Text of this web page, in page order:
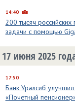
14:40
200 тысяч
задачи с помощью
17 июня 2025
17:50
Банк Уралсиб
«Почетный